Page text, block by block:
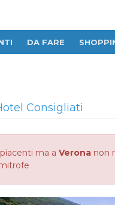
DA FARE
Consigliati
ma a Veronanon